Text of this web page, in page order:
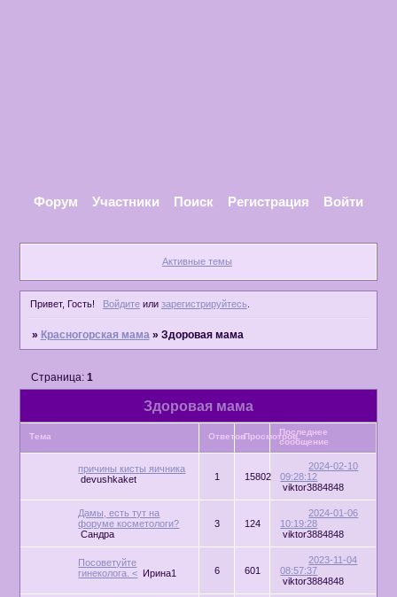
Форум Участники Поиск Регистрация Войти
Активные темы
Привет, Гость! Войдитеили зарегистрируйтесь.
» Красногорская мама » Здоровая мама
Здоровая мама
Страница: 1
Тема ОтветовПросмотровПоследнее
сообщение
причины кисты яичника
devushkaket
1 15802
2024-02-10
09:28:12
viktor3884848
Дамы, есть тут на
форуме косметологи?
Сандра
3 124
2024-01-06
10:19:28
viktor3884848
Посоветуйте
гинеколога. <
Ирина1 6 601
2023-11-04
08:57:37
viktor3884848